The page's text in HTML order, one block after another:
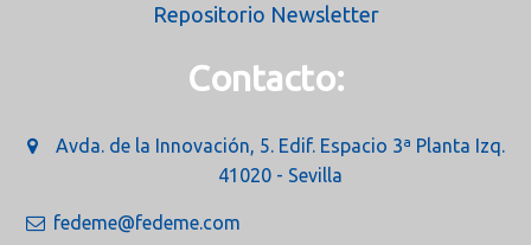
Repositorio Newsletter
Contacto:
Avda. de la Innovación, 5. Edif. Espacio 3ª Planta Izq.
41020 - Sevilla
fedeme@fedeme.com